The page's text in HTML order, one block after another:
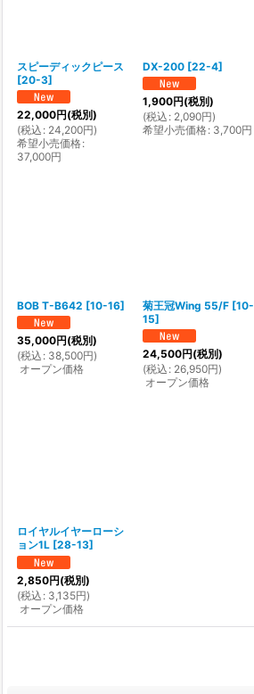
スピーディックピース
[20-3]
22,000円(税別)
(税込 : 24,200円)
希望小売価格:
37,000円
DX-200 [22-4]
1,900円(税別)
(税込 : 2,090円)
希望小売価格: 3,700円
BOB T-B642 [10-16]
35,000円(税別)
(税込 : 38,500円)
オープン価格
菊王冠Wing 55/F [10-
15]
24,500円(税別)
(税込 : 26,950円)
オープン価格
ロイヤルイヤーローシ
ョン1L [28-13]
2,850円(税別)
(税込 : 3,135円)
オープン価格